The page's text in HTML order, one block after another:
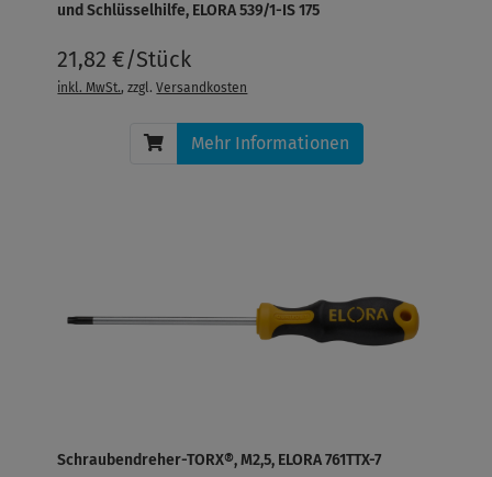
und Schlüsselhilfe, ELORA 539/1-IS 175
21,82 €/Stück
inkl. MwSt., zzgl.Versandkosten
Mehr Informationen
Schraubendreher-TORX®, M2,5, ELORA 761TTX-7